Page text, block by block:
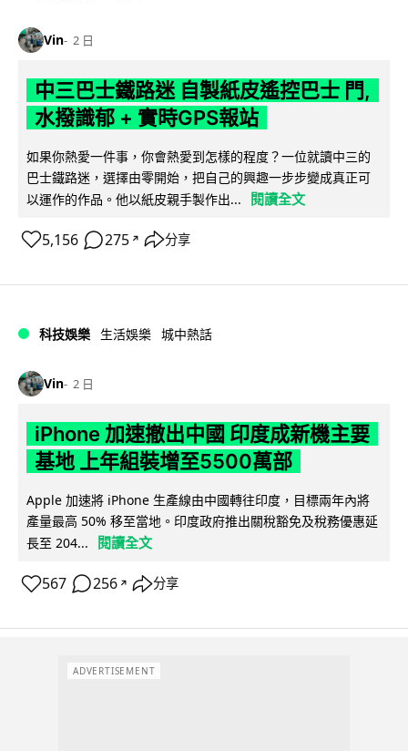
Vin 2 日
中三巴士鐵路迷 自製紙皮遙控巴士 門,
水撥識郁 + 實時GPS報站
如果你熱愛一件事，你會熱愛到怎樣的程度？一位就讀中三的
巴士鐵路迷，選擇由零開始，把自己的興趣一步步變成真正可
以運作的作品。他以紙皮親手製作出...
閱讀全文
5,156 275 ↗ 分享
科技娛樂 生活娛樂 城中熱話
Vin 2 日
iPhone 加速撤出中國 印度成新機主要
基地 上年組裝增至5500萬部
Apple 加速將 iPhone 生產線由中國轉往印度，目標兩年內將
產量最高 50% 移至當地。印度政府推出關稅豁免及稅務優惠延
長至 204...
閱讀全文
567 256 ↗ 分享
ADVERTISEMENT